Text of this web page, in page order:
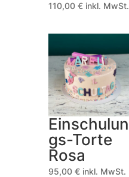
110,00 € inkl. MwSt.
Einschulun
gs-Torte
Rosa
95,00 € inkl. MwSt.